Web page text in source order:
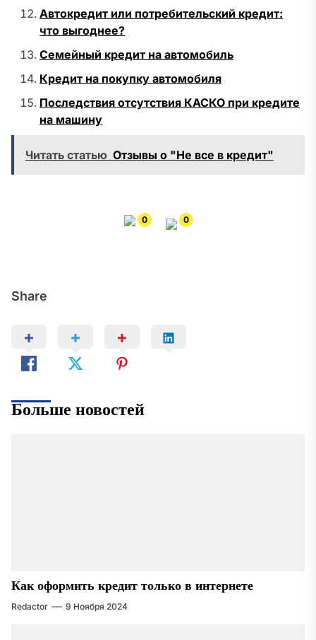
Share
Автокредит или потребительский кредит:
что выгоднее?
Семейный кредит на автомобиль
Кредит на покупку автомобиля
Последствия отсутствия КАСКО при кредите
на машину
Читать статью Отзывы о "Не все в кредит"
0 0
Больше новостей
Как оформить кредит только в интернете
Redactor 9 Ноября 2024